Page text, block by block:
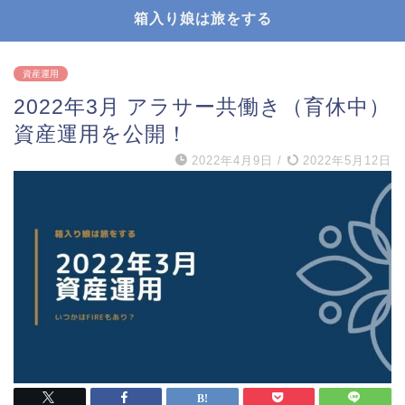
箱入り娘は旅をする
資産運用
2022年3月 アラサー共働き（育休中）
資産運用を公開！
2022年4月9日 / 2022年5月12日